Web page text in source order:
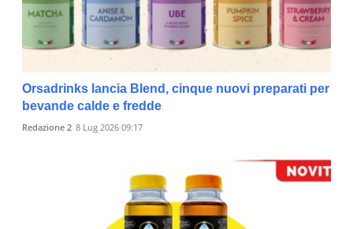
Orsadrinks lancia Blend, cinque nuovi preparati per
bevande calde e fredde
Redazione 2 8 Lug 2026 09:17